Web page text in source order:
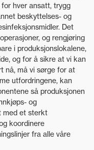
hver ansatt, trygg
beskyttelses- og
Det
og rengjøring
i produksjonslokalene,
og for å sikre at vi kan
nå, må vi sørge for at
utfordringene, kan
så produksjonen
og
med et sterkt
koordinere
fra alle våre